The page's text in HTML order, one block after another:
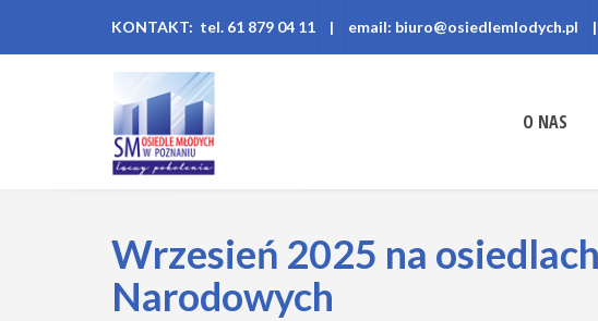
KONTAKT: tel. 61 879 04 11 | email: biuro@osiedlemlodych.pl |
O NAS
Wrzesień 2025 na
Narodowych